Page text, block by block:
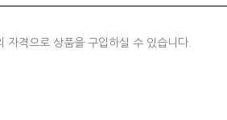
격으로 상품을 구입하실 수 있습니다.